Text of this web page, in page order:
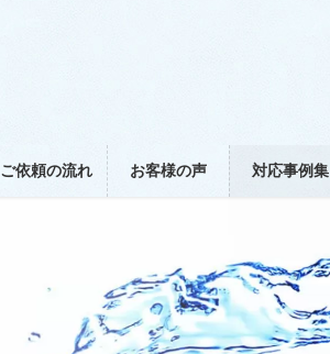
ご依頼の流れ お客様の声 対応事例集